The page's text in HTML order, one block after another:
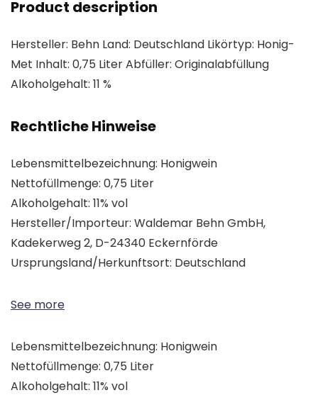
Product description
Hersteller: Behn Land: Deutschland Likörtyp: Honig-
Met Inhalt: 0,75 Liter Abfüller: Originalabfüllung
Alkoholgehalt: 11 %
Rechtliche Hinweise
Lebensmittelbezeichnung: Honigwein
Nettofüllmenge: 0,75 Liter
Alkoholgehalt: 11% vol
Hersteller/Importeur: Waldemar Behn GmbH,
Kadekerweg 2, D-24340 Eckernförde
Ursprungsland/Herkunftsort: Deutschland
See more
Lebensmittelbezeichnung: Honigwein
Nettofüllmenge: 0,75 Liter
Alkoholgehalt: 11% vol